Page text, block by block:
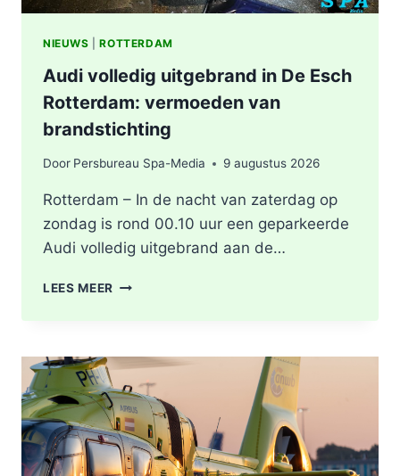
NIEUWS |ROTTERDAM
Audi volledig uitgebrand in De Esch
Rotterdam: vermoeden van
brandstichting
Door Persbureau Spa-Media 9 augustus 2026
Rotterdam – In de nacht van zaterdag op
zondag is rond 00.10 uur een geparkeerde
Audi volledig uitgebrand aan de…
LEES MEER AUDI
DE
ROTTERDAM:
VERMOEDEN
VAN
BRANDSTICHTING